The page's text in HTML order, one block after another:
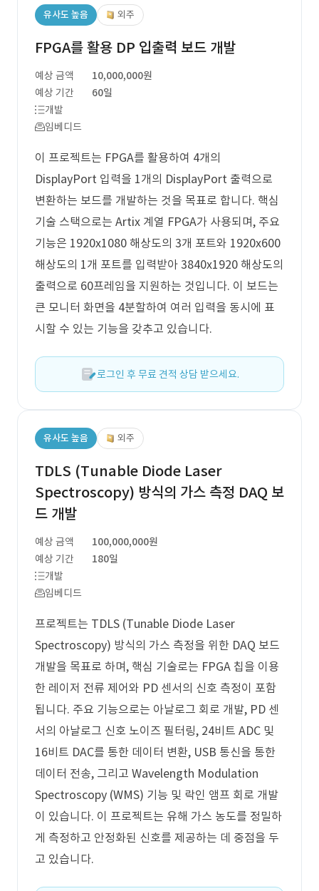
유사도 높음 외주
FPGA를 활용 DP 입출력 보드 개발
예상 금액
10,000,000원
예상 기간
60일
개발
임베디드
이 프로젝트는 FPGA를 활용하여 4개의
DisplayPort 입력을 1개의 DisplayPort 출력으로
변환하는 보드를 개발하는 것을 목표로 합니다. 핵심
기술 스택으로는 Artix 계열 FPGA가 사용되며, 주요
기능은 1920x1080 해상도의 3개 포트와 1920x600
해상도의 1개 포트를 입력받아 3840x1920 해상도의
출력으로 60프레임을 지원하는 것입니다. 이 보드는
큰 모니터 화면을 4분할하여 여러 입력을 동시에 표
시할 수 있는 기능을 갖추고 있습니다.
로그인 후 무료 견적 상담 받으세요.
유사도 높음 외주
TDLS (Tunable Diode Laser
Spectroscopy) 방식의 가스 측정 DAQ 보
드 개발
예상 금액
100,000,000원
예상 기간
180일
개발
임베디드
프로젝트는 TDLS (Tunable Diode Laser
Spectroscopy) 방식의 가스 측정을 위한 DAQ 보드
개발을 목표로 하며, 핵심 기술로는 FPGA 칩을 이용
한 레이저 전류 제어와 PD 센서의 신호 측정이 포함
됩니다. 주요 기능으로는 아날로그 회로 개발, PD 센
서의 아날로그 신호 노이즈 필터링, 24비트 ADC 및
16비트 DAC를 통한 데이터 변환, USB 통신을 통한
데이터 전송, 그리고 Wavelength Modulation
Spectroscopy (WMS) 기능 및 락인 앰프 회로 개발
이 있습니다. 이 프로젝트는 유해 가스 농도를 정밀하
게 측정하고 안정화된 신호를 제공하는 데 중점을 두
고 있습니다.